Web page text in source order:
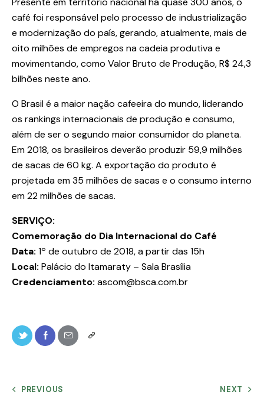
café foi responsável pelo processo de industrialização
e modernização do país, gerando, atualmente, mais de
oito milhões de empregos na cadeia produtiva e
movimentando, como Valor Bruto de Produção, R$ 24,3
bilhões neste ano.
O Brasil é a maior nação cafeeira do mundo, liderando
os rankings internacionais de produção e consumo,
além de ser o segundo maior consumidor do planeta.
Em 2018, os brasileiros deverão produzir 59,9 milhões
de sacas de 60 kg. A exportação do produto é
projetada em 35 milhões de sacas e o consumo interno
em 22 milhões de sacas.
SERVIÇO:
Comemoração do Dia Internacional do Café
Data: 1º de outubro de 2018, a partir das 15h
Local: Palácio do Itamaraty – Sala Brasília
Credenciamento: ascom@bsca.com.br
PREVIOUS NEXT